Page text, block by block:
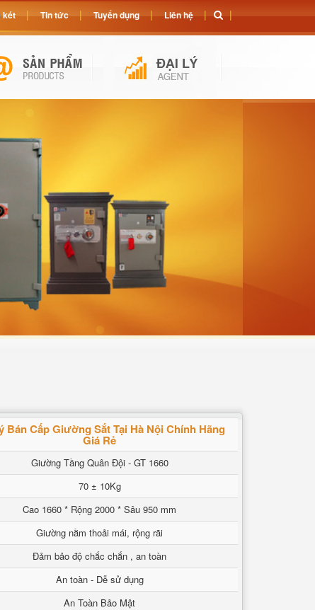
Bán Cấp Giường Sắt Tại Hà Nội Chính Hãng
Giá Rẻ
Giường Tầng Quân Đội - GT 1660
70 ± 10Kg
Cao 1660 * Rộng 2000 * Sâu 950 mm
Giường nằm thoải mái, rộng rãi
Đảm bảo độ chắc chắn , an toàn
An toàn - Dễ sử dụng
An Toàn Bảo Mật
két Tin tức Tuyển dụng Liên hệ